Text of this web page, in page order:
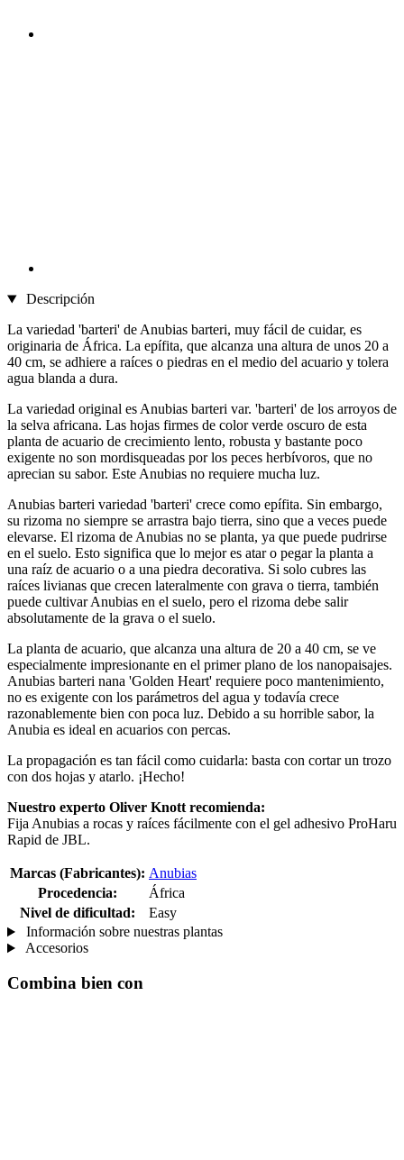
Descripción
La variedad 'barteri' de Anubias barteri, muy fácil de cuidar, es
originaria de África. La epífita, que alcanza una altura de unos 20 a
40 cm, se adhiere a raíces o piedras en el medio del acuario y tolera
agua blanda a dura.
La variedad original es Anubias barteri var. 'barteri' de los arroyos de
la selva africana. Las hojas firmes de color verde oscuro de esta
planta de acuario de crecimiento lento, robusta y bastante poco
exigente no son mordisqueadas por los peces herbívoros, que no
aprecian su sabor. Este Anubias no requiere mucha luz.
Anubias barteri variedad 'barteri' crece como epífita. Sin embargo,
su rizoma no siempre se arrastra bajo tierra, sino que a veces puede
elevarse. El rizoma de Anubias no se planta, ya que puede pudrirse
en el suelo. Esto significa que lo mejor es atar o pegar la planta a
una raíz de acuario o a una piedra decorativa. Si solo cubres las
raíces livianas que crecen lateralmente con grava o tierra, también
puede cultivar Anubias en el suelo, pero el rizoma debe salir
absolutamente de la grava o el suelo.
La planta de acuario, que alcanza una altura de 20 a 40 cm, se ve
especialmente impresionante en el primer plano de los nanopaisajes.
Anubias barteri nana 'Golden Heart' requiere poco mantenimiento,
no es exigente con los parámetros del agua y todavía crece
razonablemente bien con poca luz. Debido a su horrible sabor, la
Anubia es ideal en acuarios con percas.
La propagación es tan fácil como cuidarla: basta con cortar un trozo
con dos hojas y atarlo. ¡Hecho!
Nuestro experto Oliver Knott recomienda:
Fija Anubias a rocas y raíces fácilmente con el gel adhesivo ProHaru
Rapid de JBL.
Marcas (Fabricantes): Anubias
Procedencia:
África
Nivel de dificultad:
Easy
Información sobre nuestras plantas
Accesorios
Combina bien con